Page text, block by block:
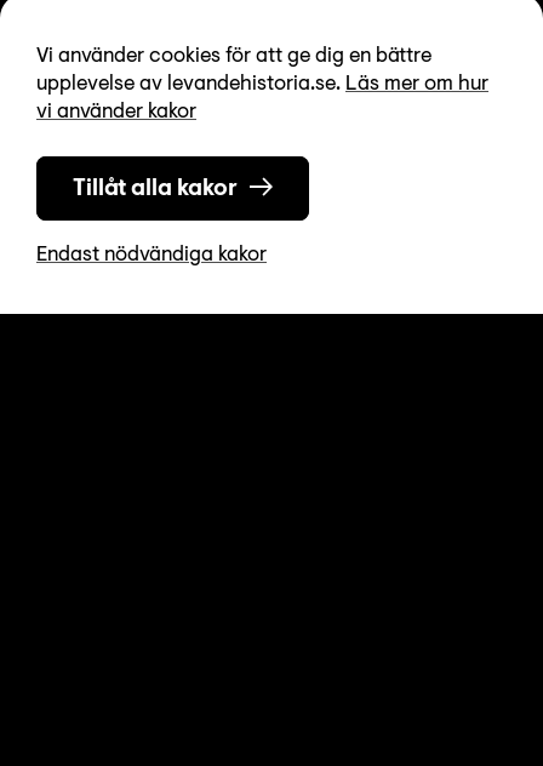
Vi använder cookies för att ge dig en bättre
upplevelse av levandehistoria.se. Läs mer om hur
vi använder kakor
Tillåt alla kakor
Endast nödvändiga kakor